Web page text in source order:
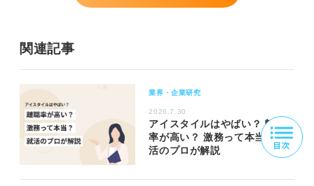
関連記事
業界・企業研究
2026.7.30
アイスタイルはやばい？ 離職
率が高い？ 激務って本当？ 就
活のプロが解説